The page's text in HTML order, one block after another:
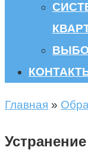
Главная »